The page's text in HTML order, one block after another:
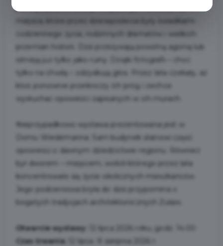
przemian historii. Dziś przeżywają powolną agonię lub
istnieją już tylko jako ruiny. Dzięki fotografii – choć
tylko na chwilę – odzyskują głos. Przez lata czekały, aż
ktoś ponownie przekroczy ich próg i zechce
wysłuchać opowieści zapisanych w ich murach.
Nieprzypadkowo wystawa prezentowana jest w
Domu Wiedemanna. Sam budynek stanowi część
opowieści o dawnym dziedzictwie regionu. Również
był dworem – miejscem, wokół którego przez lata
koncentrowało się życie okolicznych mieszkańców.
Jego podcieniowa bryła do dziś przypomina o
bogatych tradycjach architektonicznych Żuław.
Otwarcie wystawy:
12 lipca 2026 roku, godz. 14.00
Czas trwania:
12 lipca -9 sierpnia 2026 r.